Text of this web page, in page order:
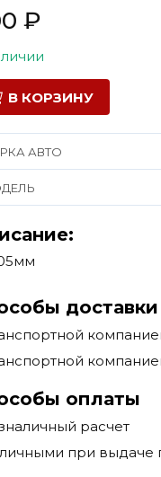
₽
В КОРЗИНУ
АВТО
доставки
оплаты
расчет
при выдаче